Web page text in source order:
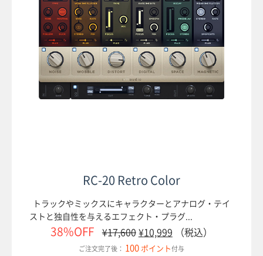
マイアカウント
RC-20 Retro Color
トラックやミックスにキャラクターとアナログ・テイ
ストと独自性を与えるエフェクト・プラグ...
38%OFF ¥17,600¥10,999 （税込）
ご注文完了後： 100 ポイント付与